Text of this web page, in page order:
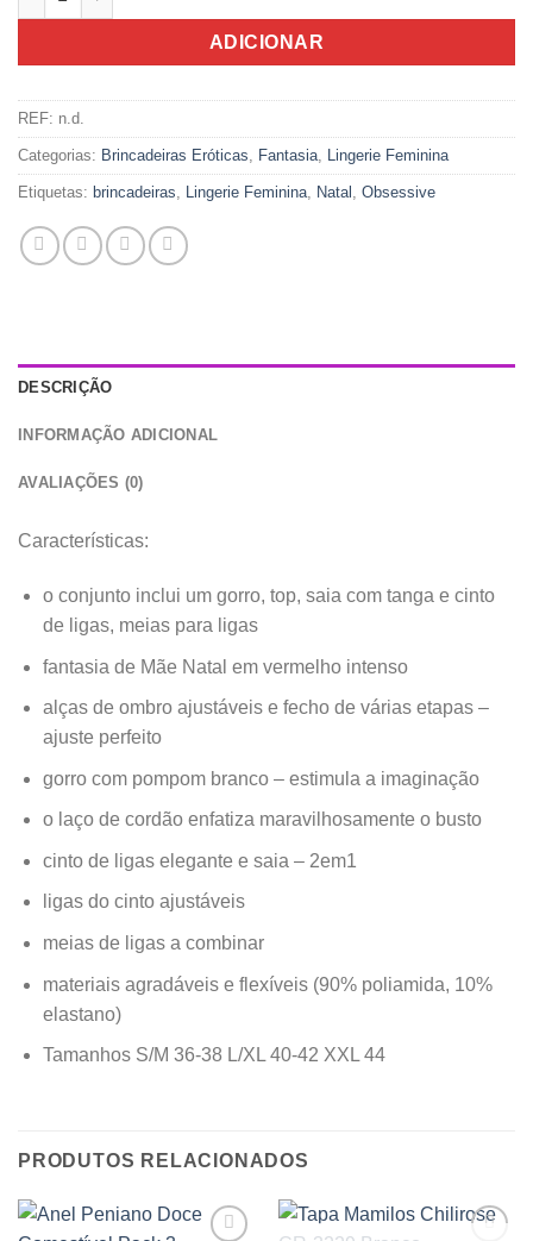
ADICIONAR
REF: n.d.
Categorias: Brincadeiras Eróticas, Fantasia, Lingerie Feminina
Etiquetas: brincadeiras, Lingerie Feminina, Natal , Obsessive
DESCRIÇÃO
INFORMAÇÃO ADICIONAL
AVALIAÇÕES (0)
Características:
o conjunto inclui um gorro, top, saia com tanga e cinto
de ligas, meias para ligas
fantasia de Mãe Natal em vermelho intenso
alças de ombro ajustáveis e fecho de várias etapas –
ajuste perfeito
gorro com pompom branco – estimula a imaginação
o laço de cordão enfatiza maravilhosamente o busto
cinto de ligas elegante e saia – 2em1
ligas do cinto ajustáveis
meias de ligas a combinar
materiais agradáveis e flexíveis (90% poliamida, 10%
elastano)
Tamanhos S/M 36-38 L/XL 40-42 XXL 44
PRODUTOS RELACIONADOS